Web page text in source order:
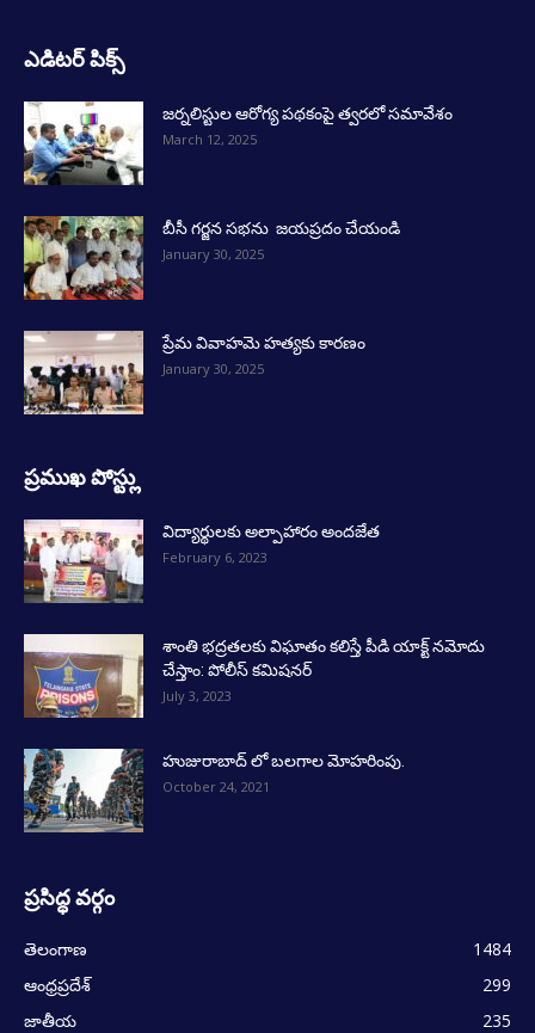
ఎడిటర్ పిక్స్
జర్నలిస్టుల ఆరోగ్య పథకంపై త్వరలో సమావేశం
March 12, 2025
బీసీ గర్జన సభను జయప్రదం చేయండి
January 30, 2025
ప్రేమ వివాహమె హత్యకు కారణం
January 30, 2025
ప్రముఖ పోస్ట్లు
విద్యార్థులకు అల్పాహారం అందజేత
February 6, 2023
శాంతి భద్రతలకు విఘాతం కలిస్తే పీడి యాక్ట్ నమోదు
చేస్తాం: పోలీస్ కమిషనర్
July 3, 2023
హుజురాబాద్ లో బలగాల మోహరింపు.
October 24, 2021
ప్రసిద్ధ వర్గం
తెలంగాణ
1484
ఆంధ్రప్రదేశ్
299
జాతీయ
235